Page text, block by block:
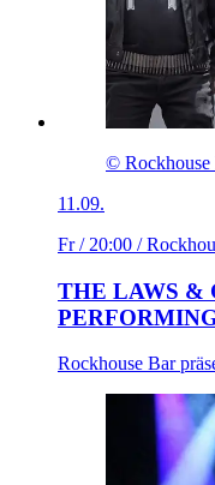
© Rockhouse
11.09.
Fr / 20:00 /
THE LAWS &
Rockhouse Bar